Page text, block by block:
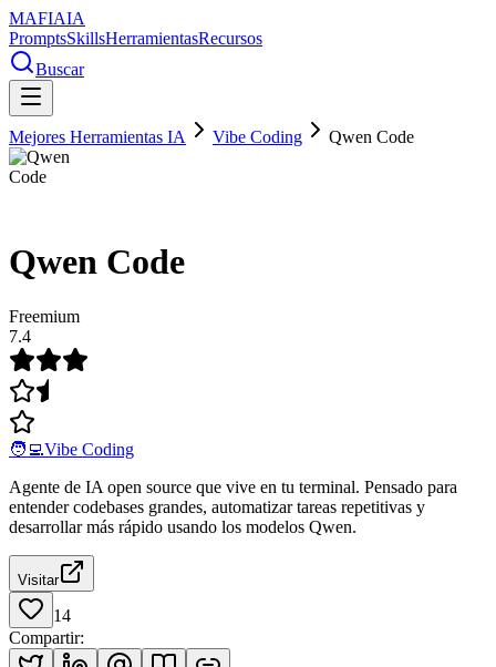
MAFIAIA
PromptsSkillsHerramientasRecursos
Buscar
Mejores Herramientas IA Vibe Coding Qwen Code
Qwen Code
Freemium
7.4
🧑‍💻Vibe Coding
Agente de IA open source que vive en tu terminal. Pensado para
entender codebases grandes, automatizar tareas repetitivas y
desarrollar más rápido usando los modelos Qwen.
Visitar
14
Compartir: